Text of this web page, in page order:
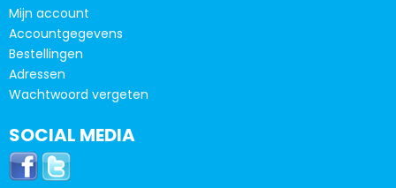
Mijn account
Accountgegevens
Bestellingen
Adressen
Wachtwoord vergeten
SOCIAL MEDIA